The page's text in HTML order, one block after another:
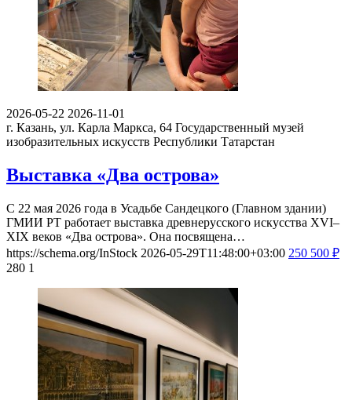
2026-05-22 2026-11-01
г. Казань, ул. Карла Маркса, 64 Государственный музей
изобразительных искусств Республики Татарстан
Выставка «Два острова»
С 22 мая 2026 года в Усадьбе Сандецкого (Главном здании)
ГМИИ РТ работает выставка древнерусского искусства XVI–
XIX веков «Два острова». Она посвящена…
https://schema.org/InStock 2026-05-29T11:48:00+03:00 250 500 ₽
280 1